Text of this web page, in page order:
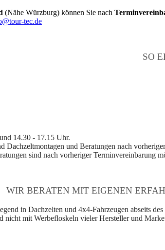
(Nähe Würzburg) können Sie nach
tec.de
SO
14.30 - 17.15 Uhr.
Dachzeltmontagen und Beratungen nach
sind nach vorheriger Terminvereinbarung
WIR BERATEN MIT EIGENEN
in Dachzelten und 4x4-Fahrzeugen abseits
nicht mit Werbefloskeln vieler Hersteller und